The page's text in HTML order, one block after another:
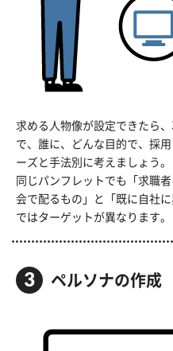
求める人物像が設定できたら
で、誰に、どんな目的で、採
ーズと手法別に考えましょう。
同じパンフレットでも「求職
会で配るもの」と「既に自社
ではターゲットが異なります。
ペルソナの作成